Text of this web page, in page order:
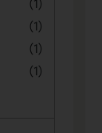
(1)
(1)
(1)
(1)